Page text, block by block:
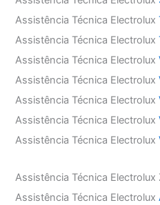
Assistência Técnica Electrolux
Assistência Técnica Electrolux
Assistência Técnica Electrolux
Assistência Técnica Electrolux
Assistência Técnica Electrolux
Assistência Técnica Electrolux
Assistência Técnica Electrolux
Assistência Técnica Electrolux
Assistência Técnica Electrolux